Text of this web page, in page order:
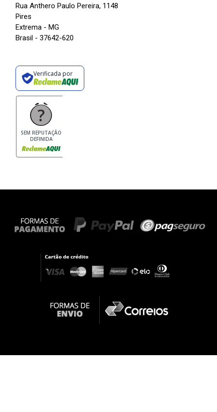
Rua Anthero Paulo Pereira, 1148
Pires
Extrema - MG
Brasil - 37642-620
Verificada por
SEM REPUTAÇÃO
DEFINIDA